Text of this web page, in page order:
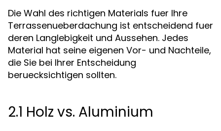
Die Wahl des richtigen Materials fuer Ihre
Terrassenueberdachung ist entscheidend fuer
deren Langlebigkeit und Aussehen. Jedes
Material hat seine eigenen Vor- und Nachteile,
die Sie bei Ihrer Entscheidung
beruecksichtigen sollten.
2.1 Holz vs. Aluminium